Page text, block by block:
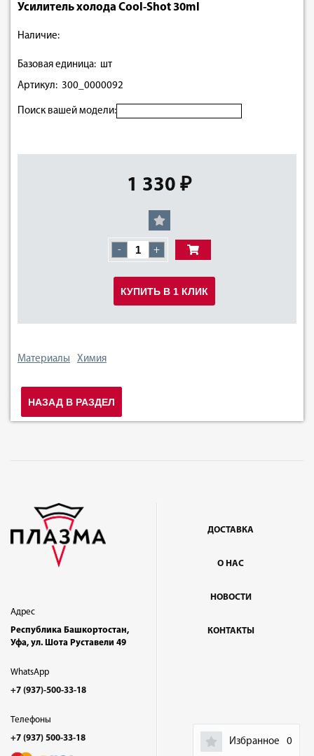
Избранное 0
Усилитель холода Cool-Shot 30ml
Наличие:
Базовая единица: шт
Артикул: 300_0000092
Поиск вашей модели:
1 330 ₽
- +
КУПИТЬ В 1 КЛИК
Материалы Химия
НАЗАД В РАЗДЕЛ
Адрес
Республика Башкортостан,
Уфа, ул. Шота Руставели 49
WhatsApp
+7 (937)-500-33-18
Телефоны
+7 (937) 500-33-18
ДОСТАВКА
О НАС
НОВОСТИ
КОНТАКТЫ